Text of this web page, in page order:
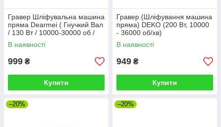
Гравер Шліфувальна машина
пряма Dearmei ( Гнучкий Вал
/ 130 Вт / 10000-30000 об /
хв)
В наявності
999 ₴
Купити
Гравер (Шліфування машина
пряма) DEKO (200 Вт, 10000
- 36000 об/хв)
В наявності
949 ₴
Купити
–20% –20%